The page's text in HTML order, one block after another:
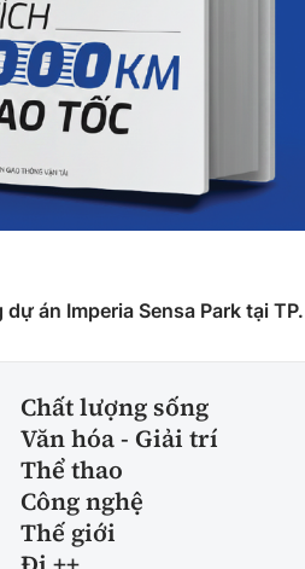
án Imperia Sensa Park tại
Chất lượng sống
Văn hóa - Giải trí
Thể thao
Công nghệ
Thế giới